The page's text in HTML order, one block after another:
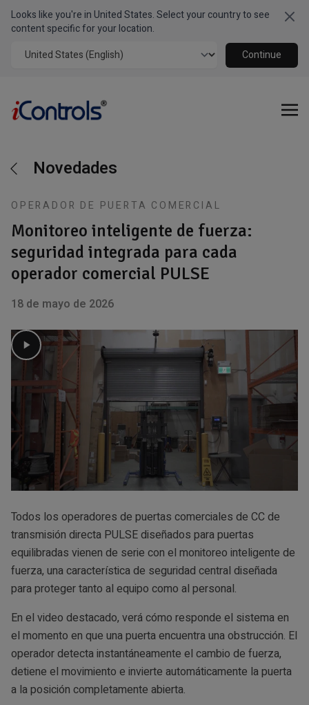
Looks like you're in United States. Select your country to see
content specific for your location.
Continue
Novedades
OPERADOR DE PUERTA COMERCIAL
Monitoreo inteligente de fuerza:
seguridad integrada para cada
operador comercial PULSE
18 de mayo de 2026
Todos los operadores de puertas comerciales de CC de
transmisión directa PULSE diseñados para puertas
equilibradas vienen de serie con el monitoreo inteligente de
fuerza, una característica de seguridad central diseñada
para proteger tanto al equipo como al personal.
En el video destacado, verá cómo responde el sistema en
el momento en que una puerta encuentra una obstrucción. El
operador detecta instantáneamente el cambio de fuerza,
detiene el movimiento e invierte automáticamente la puerta
a la posición completamente abierta.